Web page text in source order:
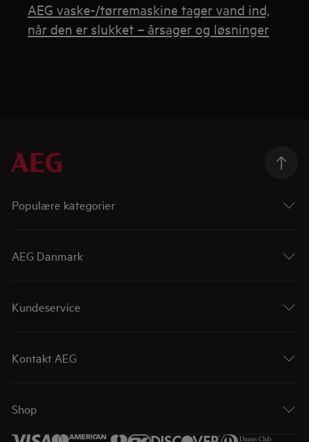
AEG vaske-/tørremaskine tager vand ind,
når den er slukket – årsager og løsninger
Populære kategorier
AEG Danmark
Kundeservice
Kontakt AEG
Shop